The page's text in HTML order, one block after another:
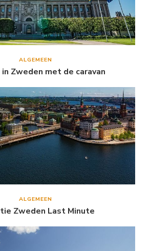
ALGEMEEN
Zweden met de caravan
ALGEMEEN
Zweden Last Minute